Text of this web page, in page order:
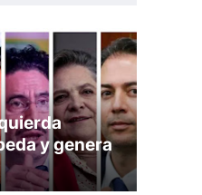
y genera